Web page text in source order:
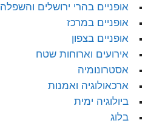
אופניים בהרי ירושלים והשפלה
אופניים במרכז
אופניים בצפון
אירועים וארוחות שטח
אסטרונומיה
ארכאולוגיה ואמנות
ביולוגיה ימית
בלוג